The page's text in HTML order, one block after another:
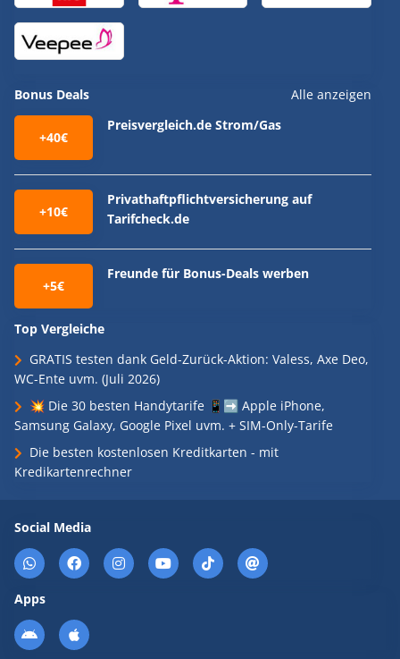
Bonus Deals Alle anzeigen
+40€
Preisvergleich.de Strom/Gas
+10€
Privathaftpflichtversicherung auf
Tarifcheck.de
+5€
Freunde für Bonus-Deals werben
Top Vergleiche
GRATIS testen dank Geld-Zurück-Aktion: Valess, Axe Deo,
WC-Ente uvm. (Juli 2026)
💥 Die 30 besten Handytarife 📱➡️ Apple iPhone,
Samsung Galaxy, Google Pixel uvm. + SIM-Only-Tarife
Die besten kostenlosen Kreditkarten - mit
Kredikartenrechner
Social Media
Apps